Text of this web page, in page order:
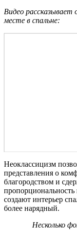
Видео рассказывает
месте в спальне:
Неоклассицизм
представления о
благородством и
создают интерьер
более нарядный.
Несколько